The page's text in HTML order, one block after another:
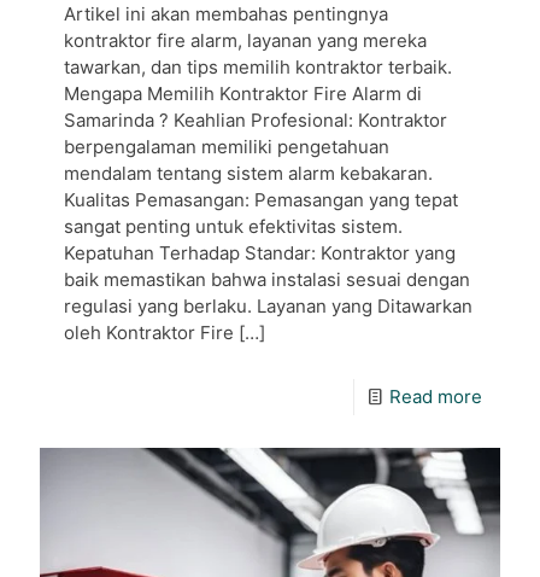
Artikel ini akan membahas pentingnya
kontraktor fire alarm, layanan yang mereka
tawarkan, dan tips memilih kontraktor terbaik.
Mengapa Memilih Kontraktor Fire Alarm di
Samarinda ? Keahlian Profesional: Kontraktor
berpengalaman memiliki pengetahuan
mendalam tentang sistem alarm kebakaran.
Kualitas Pemasangan: Pemasangan yang tepat
sangat penting untuk efektivitas sistem.
Kepatuhan Terhadap Standar: Kontraktor yang
baik memastikan bahwa instalasi sesuai dengan
regulasi yang berlaku. Layanan yang Ditawarkan
oleh Kontraktor Fire […]
Read more